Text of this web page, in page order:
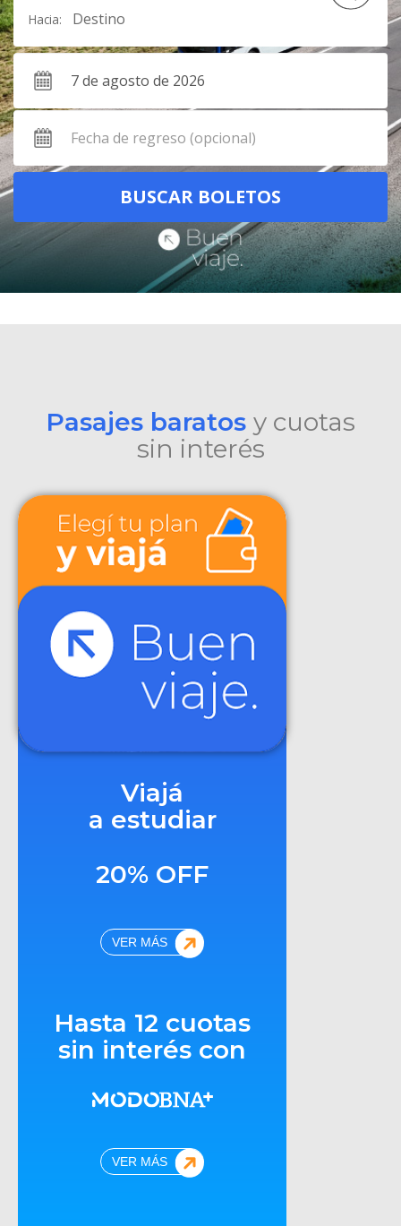
Pasajes baratos y cuotas
sin interés
Viajá
a estudiar
20% OFF
VER MÁS
Hasta 12 cuotas
sin interés con
VER MÁS